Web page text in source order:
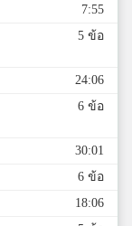
7:55
5 ข้อ
24:06
6 ข้อ
30:01
6 ข้อ
18:06